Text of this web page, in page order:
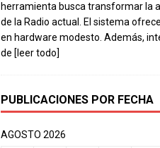
herramienta busca transformar la
de la Radio actual. El sistema
en hardware modesto. Además,
de [leer todo]
PUBLICACIONES POR FECHA
AGOSTO 2026